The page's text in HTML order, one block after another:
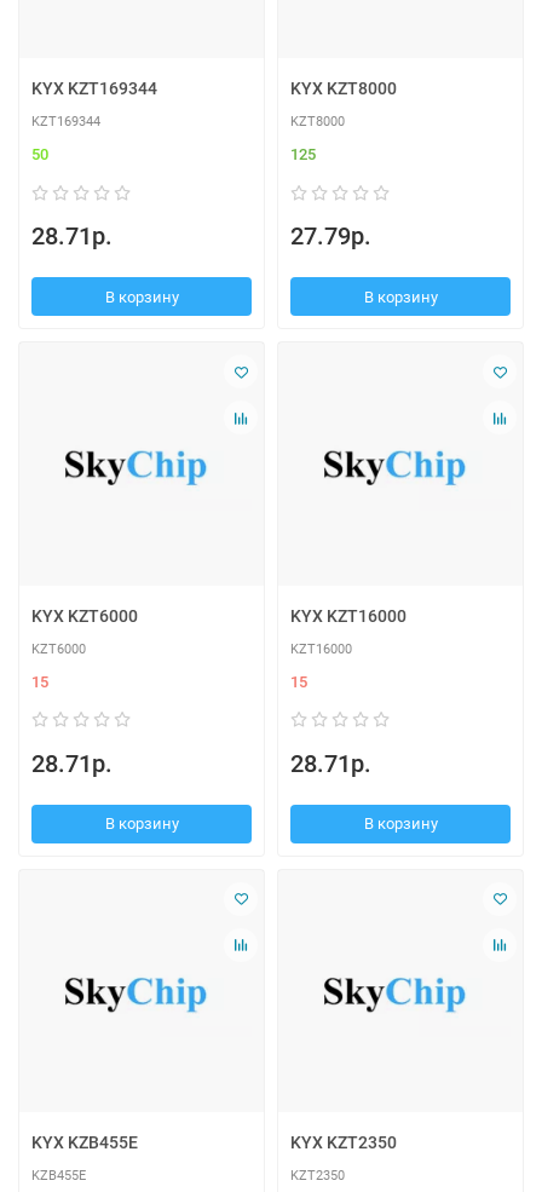
KYX KZT169344
KZT169344
50
28.71р.
В корзину
KYX KZT8000
KZT8000
125
27.79р.
В корзину
KYX KZT6000
KZT6000
15
28.71р.
В корзину
KYX KZT16000
KZT16000
15
28.71р.
В корзину
KYX KZB455E
KZB455E
KYX KZT2350
KZT2350